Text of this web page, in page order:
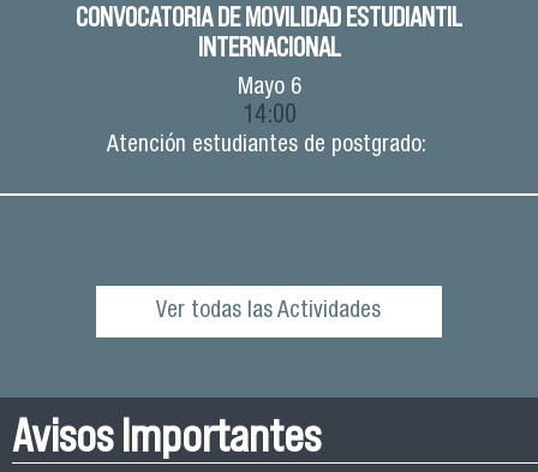
CONVOCATORIA DE MOVILIDAD ESTUDIANTIL
INTERNACIONAL
Mayo6
14:00
Atención estudiantes de postgrado:
Ver todas las Actividades
Avisos Importantes